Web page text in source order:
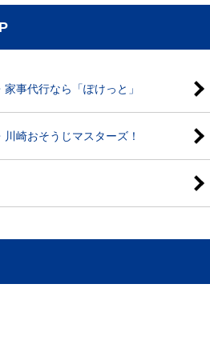
事代行なら「ぽけっと」
崎おそうじマスターズ！